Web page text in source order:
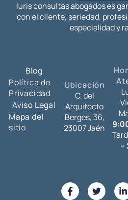
Iuris consultas abogados es
con el cliente, seriedad,
especialidad y
Blog
Política de
Privacidad
Aviso Legal
Mapa del
sitio
Ubicación
C. del
Arquitecto
Berges, 36,
23007 Jaén
–